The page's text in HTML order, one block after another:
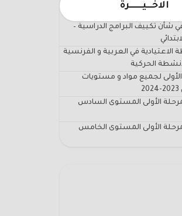
الاخـــيـــــــرة
شأن تكييف البرامج الدراسية –
الاعتيادية في العربية و الفرنسية
الحركية
لجميع مواد و مستويات
الأولى المستوى السادس
الأولى المستوى الخامس